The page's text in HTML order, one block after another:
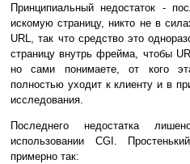
Принципиальный недостаток -
искомую страницу, никто не в
URL, так что средство это
страницу внутрь фрейма, чтобы
но сами понимаете, от кого
полностью уходит к клиенту и в
исследования.
Последнего недостатка
использовании CGI.
примерно так: